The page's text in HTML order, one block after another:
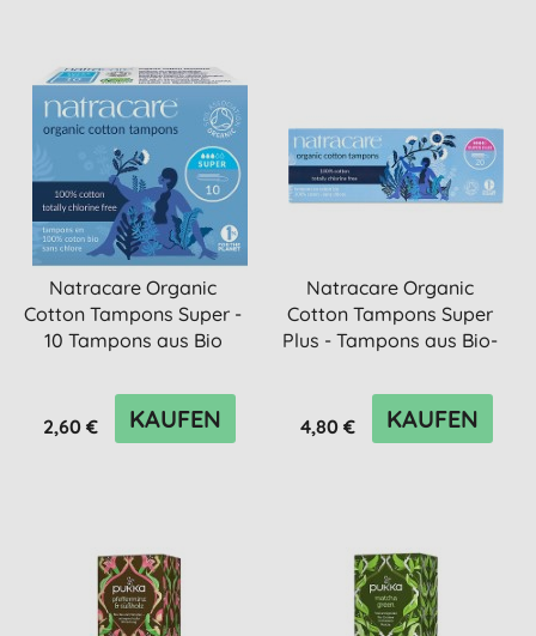
Natracare Organic
Cotton Tampons Super -
10 Tampons aus Bio
2,60 € KAUFEN
Natracare Organic
Cotton Tampons Super
Plus - Tampons aus Bio-
4,80 € KAUFEN